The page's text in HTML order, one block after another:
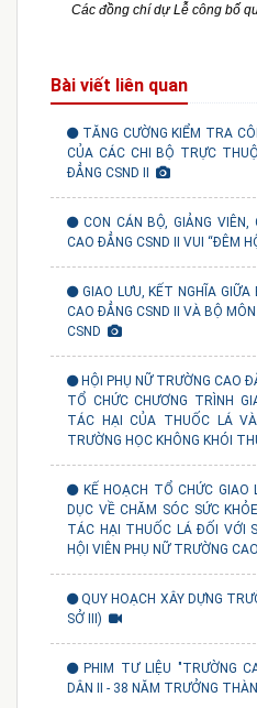
Các đồng chí dự Lễ công bố
Bài viết liên quan
TĂNG CƯỜNG KIỂM TRA
CỦA CÁC CHI BỘ TRỰC
ĐẲNG CSND II
CON CÁN BỘ, GIẢNG VIÊN,
CAO ĐẲNG CSND II VUI “ĐÊM
GIAO LƯU, KẾT NGHĨA
CAO ĐẲNG CSND II VÀ BỘ
CSND
HỘI PHỤ NỮ TRƯỜNG CAO
TỔ CHỨC CHƯƠNG TRÌNH
TÁC HẠI CỦA THUỐC LÁ
TRƯỜNG HỌC KHÔNG KHÓI
KẾ HOẠCH TỔ CHỨC GIAO
DỤC VỀ CHĂM SÓC SỨC
TÁC HẠI THUỐC LÁ ĐỐI VỚI
HỘI VIÊN PHỤ NỮ TRƯỜNG
QUY HOẠCH XÂY DỰNG
SỞ III)
PHIM TƯ LIỆU "TRƯỜNG
DÂN II - 38 NĂM TRƯỞNG